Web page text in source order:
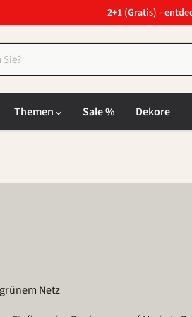
2+1 (Gratis) -
Themen Sale % Dekore
Netz